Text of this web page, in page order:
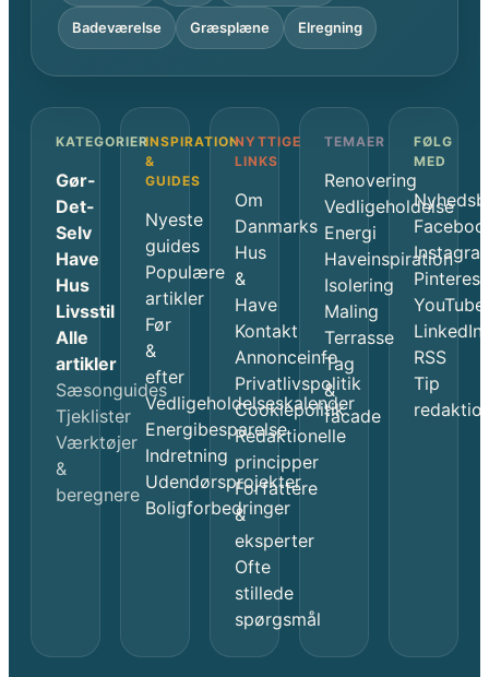
Badeværelse Græsplæne Elregning
KATEGORIER
Gør-
Det-
Selv
Have
Hus
Livsstil
Alle
artikler
Sæsonguides
Tjeklister
Værktøjer
&
beregnere
INSPIRATION
&
GUIDES
Nyeste
guides
Populære
artikler
Før
&
efter
Vedligeholdelseskalender
Energibesparelse
Indretning
Udendørsprojekter
Boligforbedringer
NYTTIGE
LINKS
Om
Danmarks
Hus
&
Have
Kontakt
Annonceinfo
Privatlivspolitik
Cookiepolitik
Redaktionelle
principper
Forfattere
&
eksperter
Ofte
stillede
spørgsmål
TEMAER
Renovering
Vedligeholdelse
Energi
Haveinspiration
Isolering
Maling
Terrasse
Tag
&
facade
FØLG
MED
Pinterest
YouTube
LinkedIn
RSS
Tip